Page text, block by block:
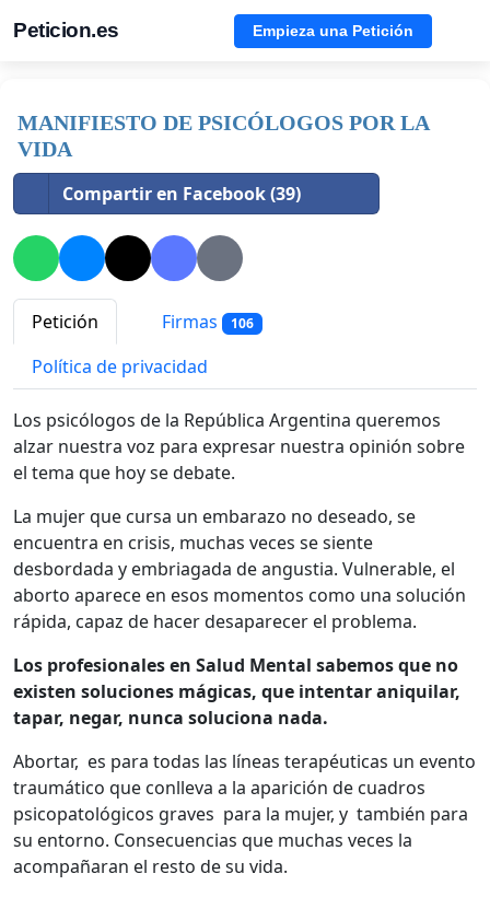
Peticion.es Empieza una Petición
MANIFIESTO DE PSICÓLOGOS POR LA
VIDA
Compartir en Facebook (39)
Petición Firmas 106
Política de privacidad
Los psicólogos de la República Argentina queremos
alzar nuestra voz para expresar nuestra opinión sobre
el tema que hoy se debate.
La mujer que cursa un embarazo no deseado, se
encuentra en crisis, muchas veces se siente
desbordada y embriagada de angustia. Vulnerable, el
aborto aparece en esos momentos como una solución
rápida, capaz de hacer desaparecer el problema.
Los profesionales en Salud Mental sabemos que no
existen soluciones mágicas, que intentar aniquilar,
tapar, negar, nunca soluciona nada.
Abortar, es para todas las líneas terapéuticas un evento
traumático que conlleva a la aparición de cuadros
psicopatológicos graves para la mujer, y también para
su entorno. Consecuencias que muchas veces la
acompañaran el resto de su vida.